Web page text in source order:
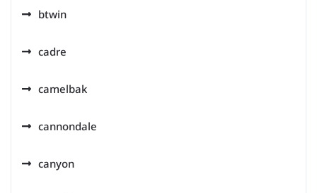
btwin
cadre
camelbak
cannondale
canyon